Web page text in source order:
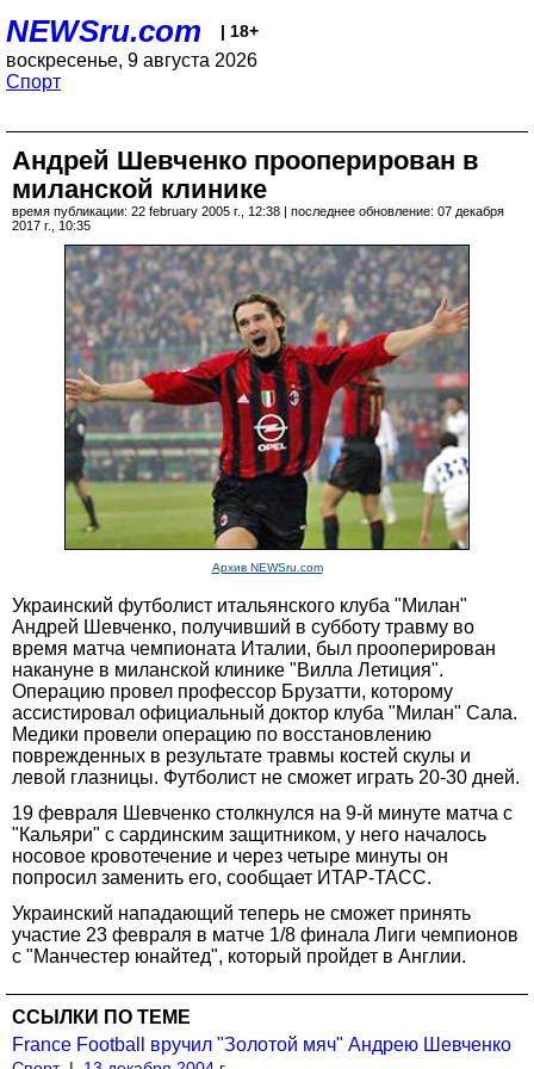
NEWSru.com | 18+
воскресенье, 9 августа 2026
Спорт
Андрей Шевченко прооперирован в
миланской клинике
время публикации: 22 february 2005 г., 12:38 | последнее обновление: 07 декабря
2017 г., 10:35
Архив NEWSru.com
Украинский футболист итальянского клуба "Милан"
Андрей Шевченко, получивший в субботу травму во
время матча чемпионата Италии, был прооперирован
накануне в миланской клинике "Вилла Летиция".
Операцию провел профессор Брузатти, которому
ассистировал официальный доктор клуба "Милан" Сала.
Медики провели операцию по восстановлению
поврежденных в результате травмы костей скулы и
левой глазницы. Футболист не сможет играть 20-30 дней.
19 февраля Шевченко столкнулся на 9-й минуте матча с
"Кальяри" с сардинским защитником, у него началось
носовое кровотечение и через четыре минуты он
попросил заменить его, сообщает ИТАР-ТАСС.
Украинский нападающий теперь не сможет принять
участие 23 февраля в матче 1/8 финала Лиги чемпионов
с "Манчестер юнайтед", который пройдет в Англии.
ССЫЛКИ ПО ТЕМЕ
France Football вручил "Золотой мяч" Андрею Шевченко